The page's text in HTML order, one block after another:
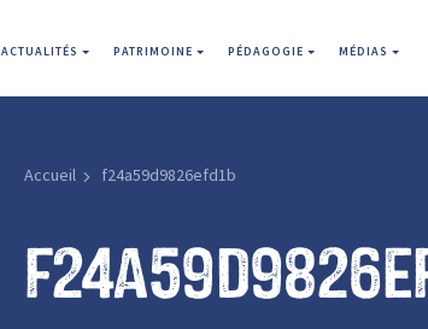
ACTUALITÉS PATRIMOINE PÉDAGOGIE MÉDIAS
Accueil f24a59d9826efd1b